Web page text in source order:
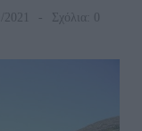
Σχόλια: 0